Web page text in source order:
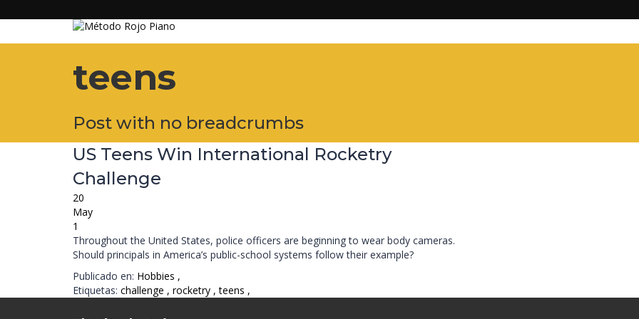
teens
Post with no breadcrumbs
US Teens Win International Rocketry
Challenge
20
May
1
Throughout the United States, police officers are beginning to wear body cameras.
Should principals in America’s public-school systems follow their example?
Publicado en: Hobbies ,
Etiquetas: challenge , rocketry , teens ,